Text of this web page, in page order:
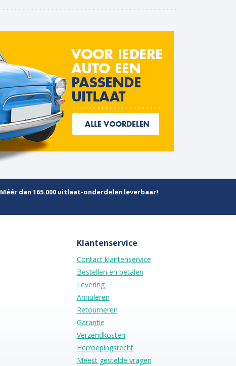
Méér dan 165.000 uitlaat-onderdelen leverbaar!
Klantenservice
Contact klantenservice
Bestellen en betalen
Levering
Annuleren
Retourneren
Garantie
Verzendkosten
Herroepingsrecht
Meest gestelde vragen